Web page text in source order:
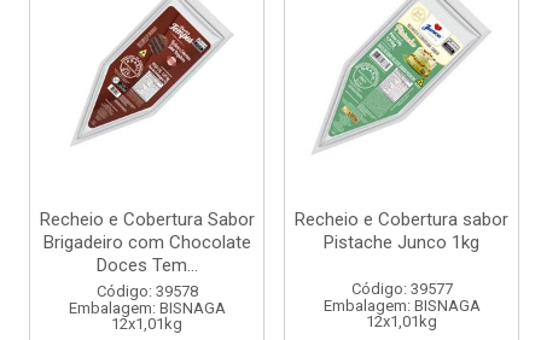
Recheio e Cobertura Sabor
Brigadeiro com Chocolate
Doces Tem...
Código: 39578
Embalagem: BISNAGA
12x1,01kg
Recheio e Cobertura sabor
Pistache Junco 1kg
Código: 39577
Embalagem: BISNAGA
12x1,01kg